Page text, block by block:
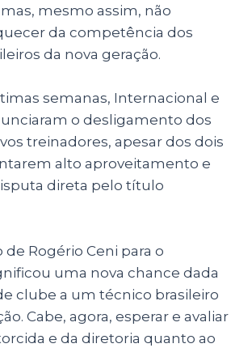
mesmo assim, não
da competência dos
da nova geração.
semanas, Internacional e
o desligamento dos
treinadores, apesar dos dois
alto aproveitamento e
direta pelo título
de Rogério Ceni para o
uma nova chance dada
clube a um técnico brasileiro
Cabe, agora, esperar e avaliar
e da diretoria quanto ao